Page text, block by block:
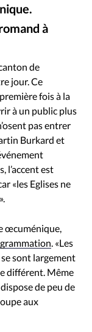
Religions
à
la Nuit des Eglises
de
jour. Ce
fois à la
à un public plus
pas entrer
Burkard et
l’accent est
«les Eglises ne
œcuménique,
. «Les
sont largement
différent. Même
de peu de
aux